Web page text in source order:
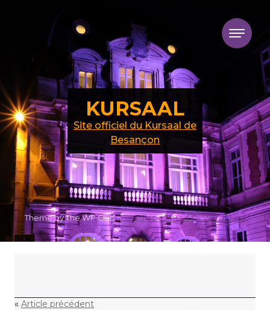
« Article précédent
KURSAAL
Site officiel du Kursaal de
Besançon
Theme by The WP Club .Proudly powered by WordPress